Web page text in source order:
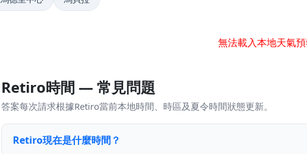
無法載入本地天氣預
Retiro時間 — 常見問題
答案每次請求根據Retiro當前本地時間、時區及夏令時間狀態更新。
Retiro現在是什麼時間？